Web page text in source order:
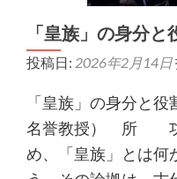
「皇族」の身分
投稿日: 2026年2月14日
「皇族」の身分と
名誉教授） 所 功
め、「皇族」とは何